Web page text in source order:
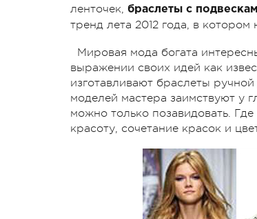
ленточек, браслеты с
тренд лета 2012 года, в
Мировая мода богата
выражении своих идей как
изготавливают браслеты
моделей мастера заимствуют у
можно только позавидовать.
красоту, сочетание красок и